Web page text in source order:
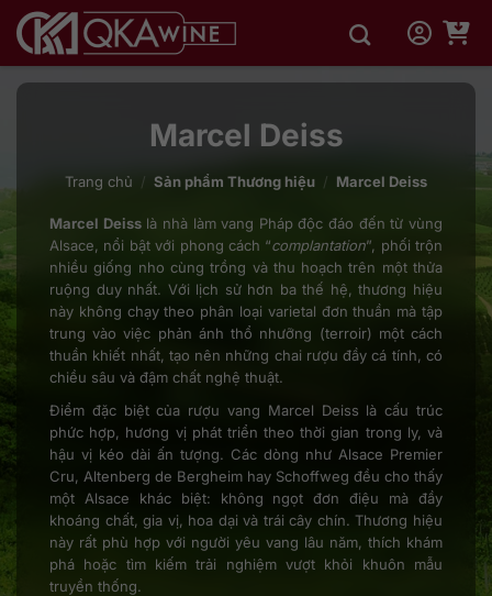
qua
dung
Marcel Deiss
Trang chủ / Sản phẩm Thương hiệu / Marcel Deiss
Marcel Deisslà nhà làm vang Pháp độc đáo đến từ vùng
Alsace, nổi bật với phong cách “complantation”, phối trộn
nhiều giống nho cùng trồng và thu hoạch trên một thửa
ruộng duy nhất. Với lịch sử hơn ba thế hệ, thương hiệu
này không chạy theo phân loại varietal đơn thuần mà tập
trung vào việc phản ánh thổ nhưỡng (terroir) một cách
thuần khiết nhất, tạo nên những chai rượu đầy cá tính, có
chiều sâu và đậm chất nghệ thuật.
Điểm đặc biệt của rượu vang Marcel Deiss là cấu trúc
phức hợp, hương vị phát triển theo thời gian trong ly, và
hậu vị kéo dài ấn tượng. Các dòng như Alsace Premier
Cru, Altenberg de Bergheim hay Schoffweg đều cho thấy
một Alsace khác biệt: không ngọt đơn điệu mà đầy
khoáng chất, gia vị, hoa dại và trái cây chín. Thương hiệu
này rất phù hợp với người yêu vang lâu năm, thích khám
phá hoặc tìm kiếm trải nghiệm vượt khỏi khuôn mẫu
truyền thống.